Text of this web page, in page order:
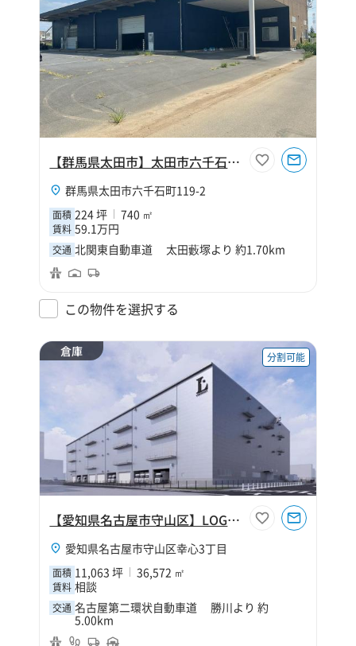
【群馬県太田市】太田市六千石町224坪倉庫
群馬県太田市六千石町119-2
面積 224 坪 740 ㎡
賃料 59.1万円
交通 北関東自動車道 太田藪塚より 約1.70km
この物件を選択する
倉庫 分割可能
【愛知県名古屋市守山区】LOGIFRONT名古屋守山【仮称】
愛知県名古屋市守山区幸心3丁目
面積 11,063 坪 36,572 ㎡
賃料 相談
交通 名古屋第二環状自動車道 勝川より 約
5.00km